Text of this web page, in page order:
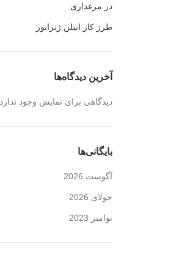
در مرغداری
طرز کار اتیلن ژنراتور
آخرین دیدگاه‌ها
دیدگاهی برای نمایش وجود ندارد.
بایگانی‌ها
آگوست 2026
جولای 2026
نوامبر 2023